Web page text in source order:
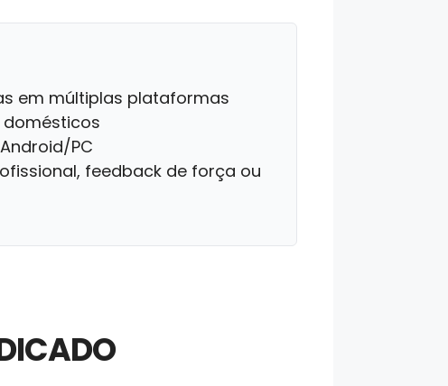
em múltiplas plataformas
domésticos
PC
feedback de força ou